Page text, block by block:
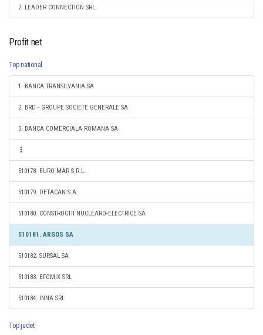
2. LEADER CONNECTION SRL
Profit net
Top national
1. BANCA TRANSILVANIA SA
2. BRD - GROUPE SOCIETE GENERALE SA
3. BANCA COMERCIALA ROMANA SA
510178. EURO-MAR S.R.L.
510179. DETACAN S.A.
510180. CONSTRUCTII NUCLEARO-ELECTRICE SA
510181. ARGOS SA
510182. SURSAL SA
510183. EFOMIX SRL
510184. INNA SRL
Top judet